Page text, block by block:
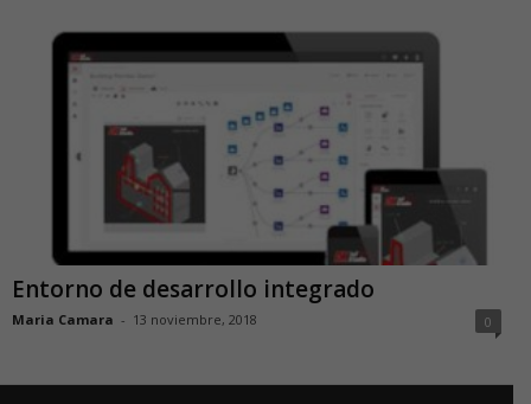
Entorno de desarrollo integrado
Maria Camara - 13 noviembre, 2018 0